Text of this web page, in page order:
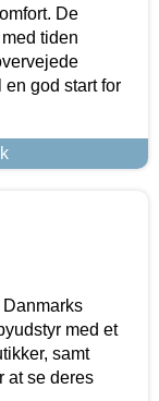
De
tiden
en god start for
med et
samt
at se deres